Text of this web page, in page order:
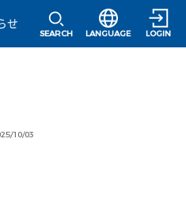
せ
SEARCH
選択すると言語
LANGUAGE LOGIN
10/03